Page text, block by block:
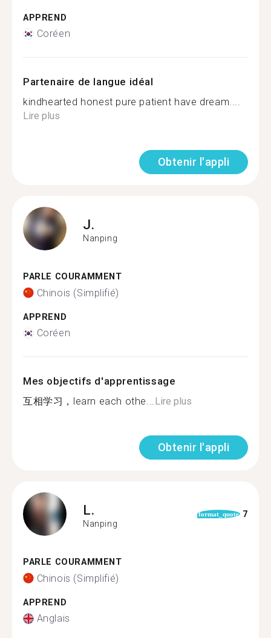
APPREND
Coréen
Partenaire de langue idéal
kindhearted honest pure patient have dream....
Lire plus
Obtenir l'appli
J.
Nanping
PARLE COURAMMENT
Chinois (Simplifié)
APPREND
Coréen
Mes objectifs d'apprentissage
互相学习，learn each othe...Lire plus
Obtenir l'appli
L.
Nanping
format_quote 7
PARLE COURAMMENT
Chinois (Simplifié)
APPREND
Anglais